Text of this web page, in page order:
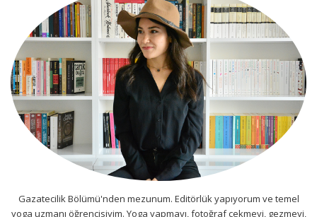
Gazatecilik Bölümü'nden mezunum. Editörlük yapıyorum ve temel
yoga uzmanı öğrencisiyim. Yoga yapmayı, fotoğraf çekmeyi, gezmeyi,